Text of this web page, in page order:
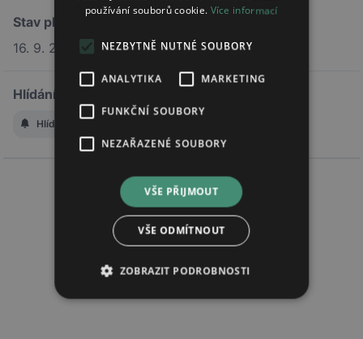
Stav platí od
16. 9. 2024
Hlídání změny stavu
Hlídat změnu stavu
používání souborů cookie. Více informací
NEZBYTNĚ NUTNÉ SOUBORY
ANALYTIKA MARKETING
FUNKČNÍ SOUBORY
NEZAŘAZENÉ SOUBORY
VŠE PŘIJMOUT
VŠE ODMÍTNOUT
ZOBRAZIT PODROBNOSTI